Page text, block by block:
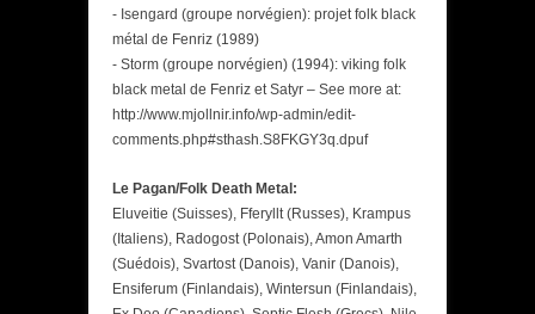
- Isengard (groupe norvégien): projet folk black
métal de Fenriz (1989)
- Storm (groupe norvégien) (1994): viking folk
black metal de Fenriz et Satyr – See more at:
http://www.mjollnir.info/wp-admin/edit-
comments.php#sthash.S8FKGY3q.dpuf
Le Pagan/Folk Death Metal:
Eluveitie (Suisses), Fferyllt (Russes), Krampus
(Italiens), Radogost (Polonais), Amon Amarth
(Suédois), Svartost (Danois), Vanir (Danois),
Ensiferum (Finlandais), Wintersun (Finlandais),